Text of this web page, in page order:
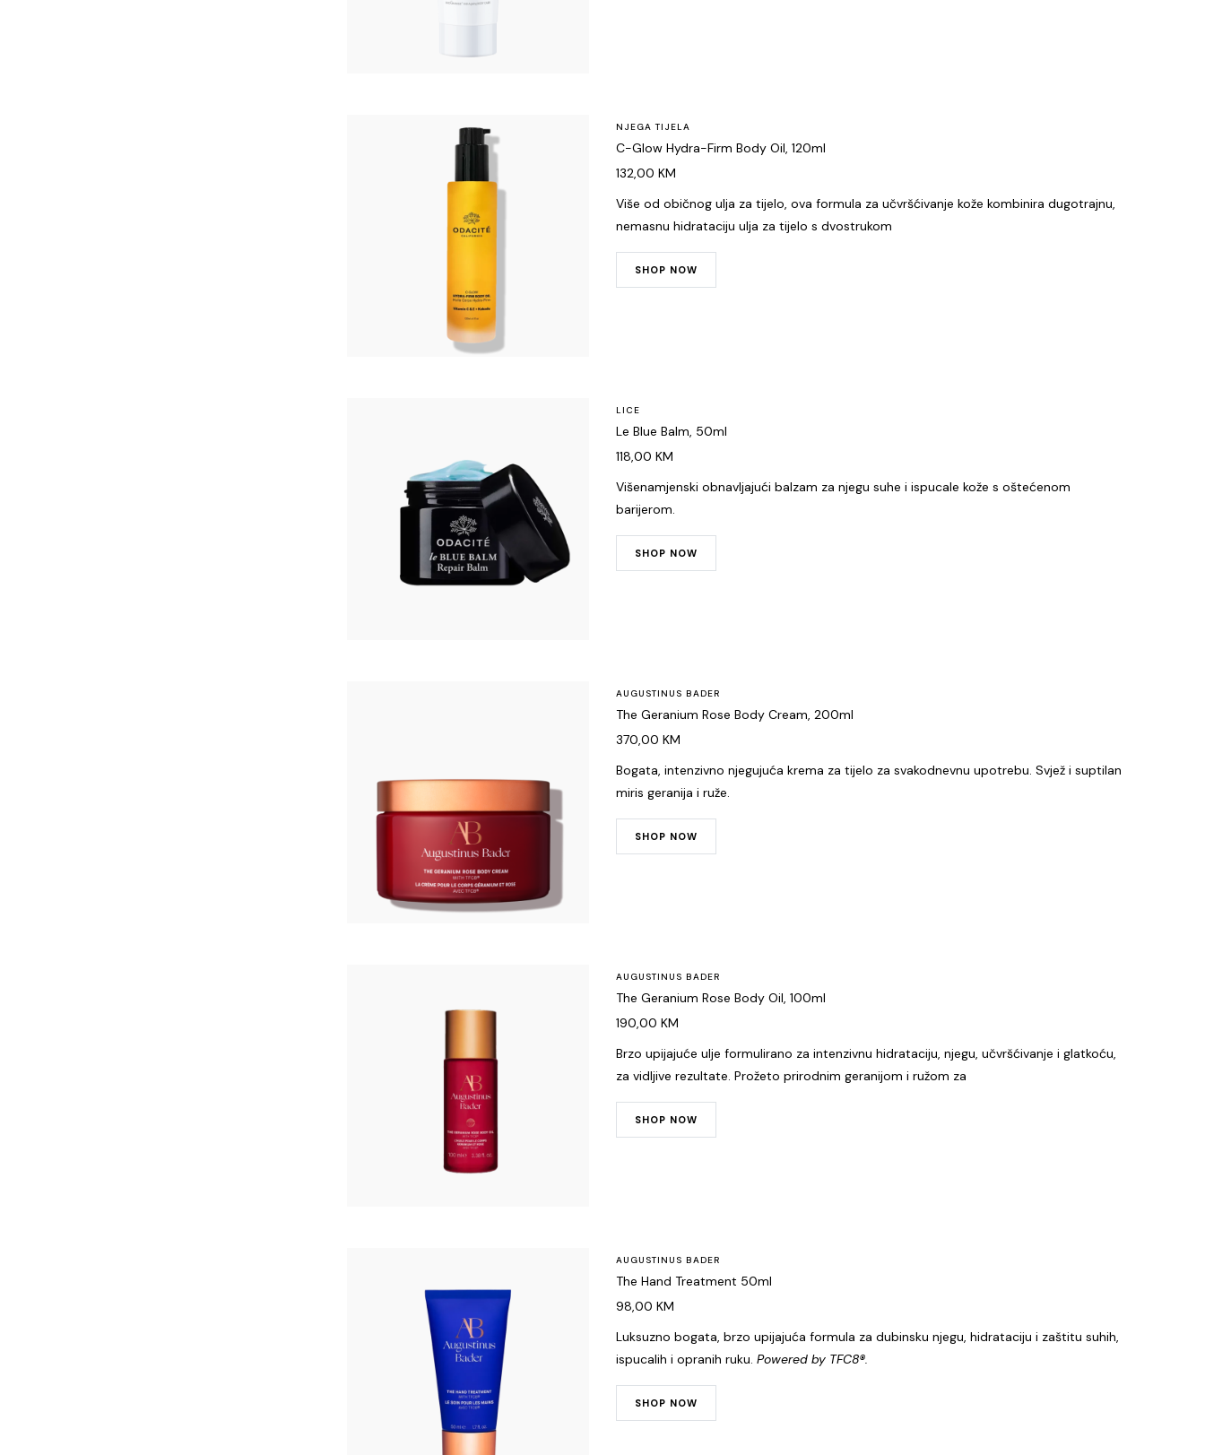
NJEGA TIJELA
C-Glow Hydra-Firm Body Oil, 120ml
132,00 KM
Više od običnog ulja za tijelo, ova formula za učvršćivanje kože kombinira dugotrajnu,
nemasnu hidrataciju ulja za tijelo s dvostrukom
SHOP NOW
LICE
Le Blue Balm, 50ml
118,00 KM
Višenamjenski obnavljajući balzam za njegu suhe i ispucale kože s oštećenom
barijerom.
SHOP NOW
AUGUSTINUS BADER
The Geranium Rose Body Cream, 200ml
370,00 KM
Bogata, intenzivno njegujuća krema za tijelo za svakodnevnu upotrebu. Svjež i suptilan
miris geranija i ruže.
SHOP NOW
AUGUSTINUS BADER
The Geranium Rose Body Oil, 100ml
190,00 KM
Brzo upijajuće ulje formulirano za intenzivnu hidrataciju, njegu, učvršćivanje i glatkoću,
za vidljive rezultate. Prožeto prirodnim geranijom i ružom za
SHOP NOW
AUGUSTINUS BADER
The Hand Treatment 50ml
98,00 KM
Luksuzno bogata, brzo upijajuća formula za dubinsku njegu, hidrataciju i zaštitu suhih,
ispucalih i opranih ruku. Powered by TFC8®.
SHOP NOW